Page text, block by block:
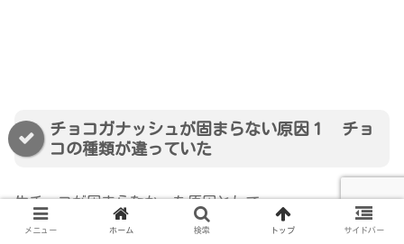
チョコガナッシュが固まらない原因１ チョ
コの種類が違っていた
生チョコが固まらなかった原因として、
メニュー ホーム 検索 トップ サイドバー